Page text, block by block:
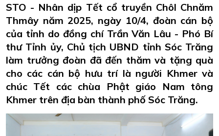
STO - Nhân dịp Tết cổ truyền Chôl Chnăm
Thmây năm 2025, ngày 10/4, đoàn cán bộ
của tỉnh do đồng chí Trần Văn Lâu - Phó Bí
thư Tỉnh ủy, Chủ tịch UBND tỉnh Sóc Trăng
làm trưởng đoàn đã đến thăm và tặng quà
cho các cán bộ hưu trí là người Khmer và
chúc Tết các chùa Phật giáo Nam tông
Khmer trên địa bàn thành phố Sóc Trăng.